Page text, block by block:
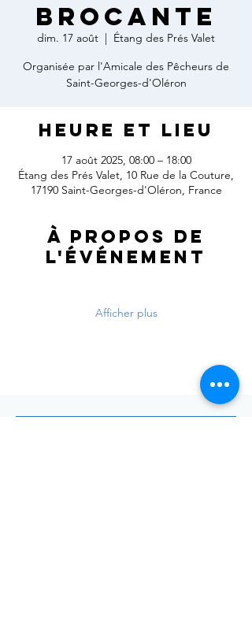
Brocante
dim. 17 août
  |
Étang des Prés Valet
Organisée par l'Amicale des Pêcheurs de
Saint-Georges-d'Oléron
Heure et lieu
17 août 2025, 08:00 – 18:00
Étang des Prés Valet, 10 Rue de la Couture,
17190 Saint-Georges-d'Oléron, France
À propos de
l'événement
Afficher plus